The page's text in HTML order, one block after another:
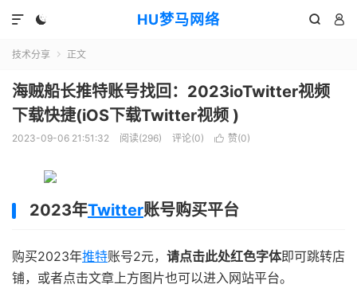
HU梦马网络
  

技术分享  正文
海贼船长推特账号找回：2023ioTwitter视频
下载快捷(iOS下载Twitter视频 )
2023-09-06 21:51:32 阅读(296) 评论(0)  赞(0)
2023年Twitter账号购买平台
购买2023年推特账号2元， 请点击此处红色字体即可跳转店
铺，或者点击文章上方图片也可以进入网站平台。